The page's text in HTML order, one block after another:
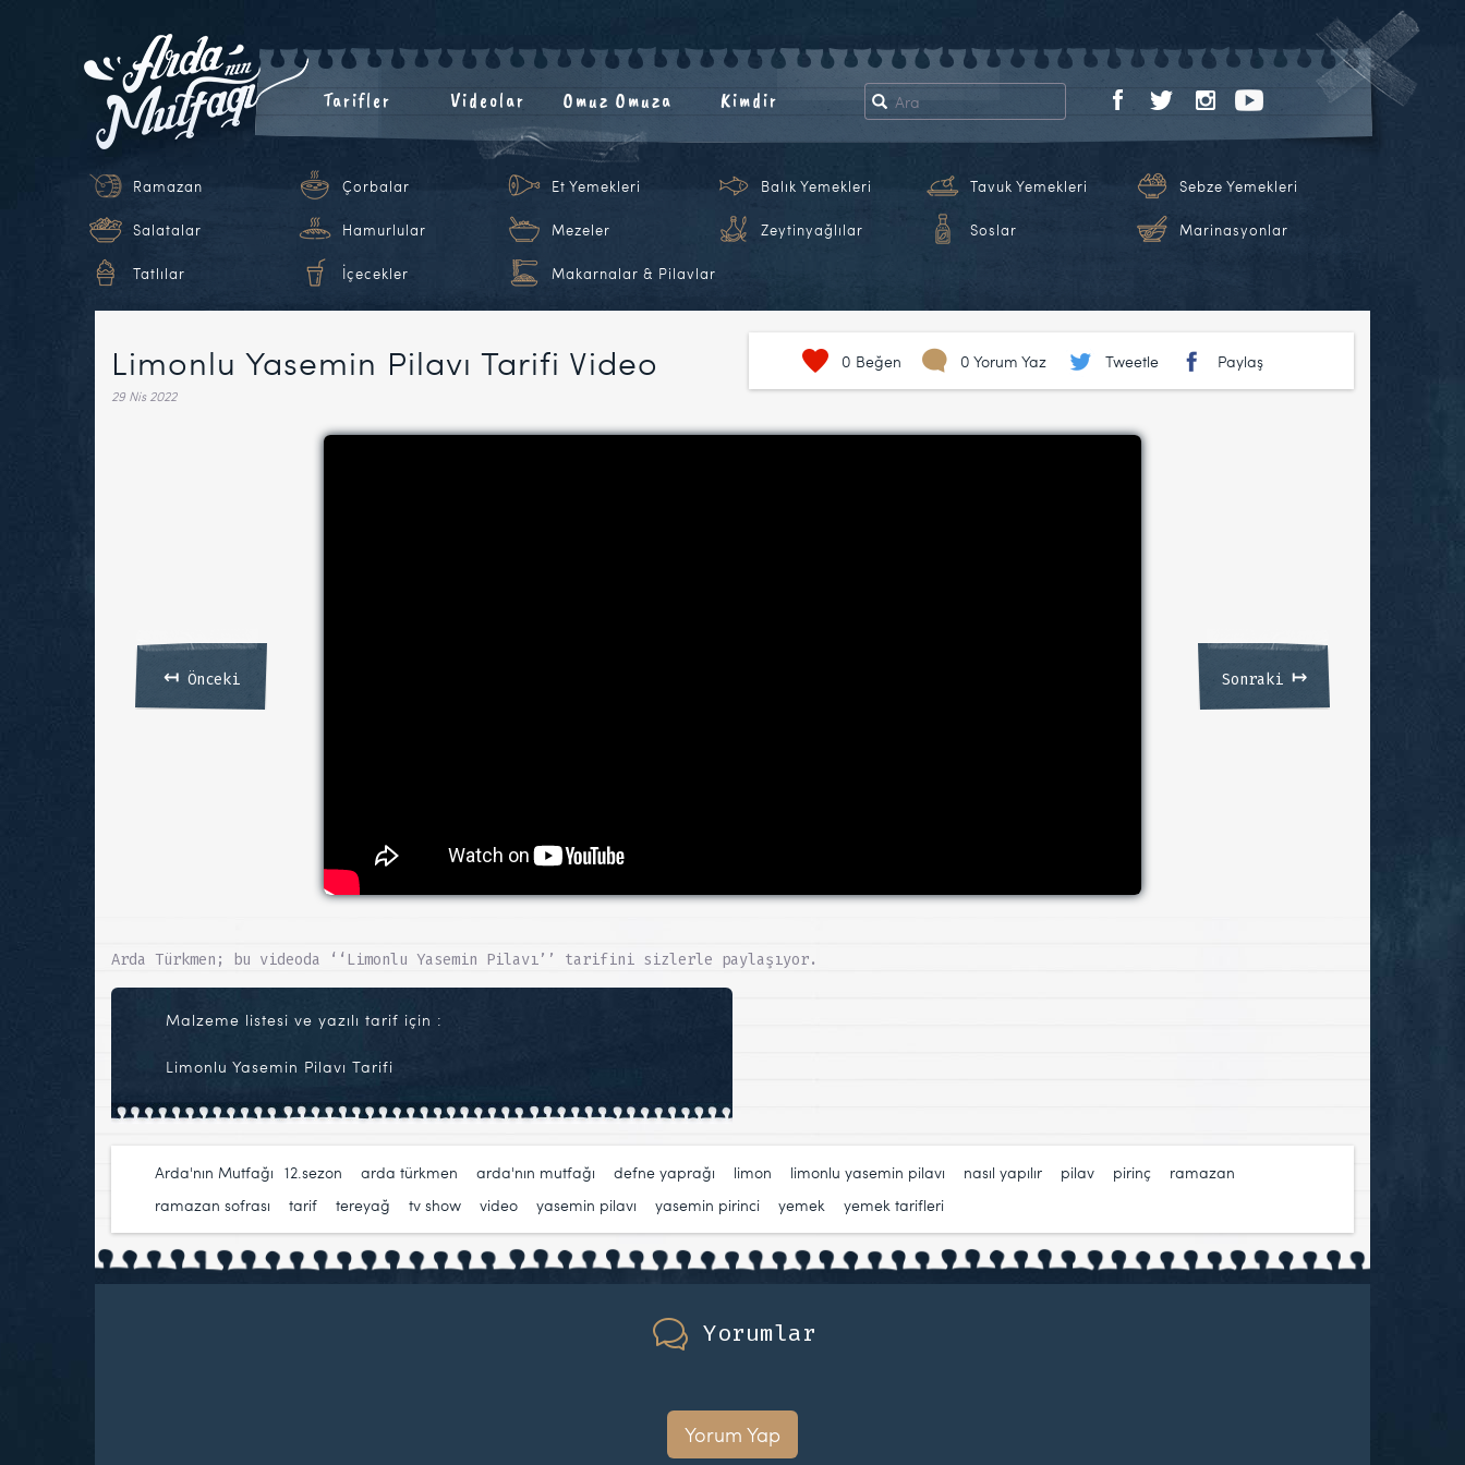
Tarifler Videolar Omuz Omuza Kimdir
Ramazan Çorbalar Et Yemekleri Balık Yemekleri Tavuk Yemekleri Sebze Yemekleri
Salatalar Hamurlular Mezeler Zeytinyağlılar Soslar Marinasyonlar
Tatlılar İçecekler Makarnalar & Pilavlar
Limonlu Yasemin Pilavı Tarifi Video
29 Nis 2022
0 Beğen 0 Yorum Yaz Tweetle Paylaş
↤Önceki Sonraki ↦
Arda Türkmen; bu videoda ‘‘Limonlu Yasemin Pilavı’’ tarifini sizlerle paylaşıyor.
Malzeme listesi ve yazılı tarif için :
Limonlu Yasemin Pilavı Tarifi
Arda'nın Mutfağı 12.sezon arda türkmen arda'nın mutfağı defne yaprağı limon limonlu yasemin pilavı nasıl yapılır pilav pirinç ramazan
ramazan sofrası
tarif tereyağ tv show video yasemin pilavı yasemin pirinci yemek yemek tarifleri
Yorumlar
Yorum Yap